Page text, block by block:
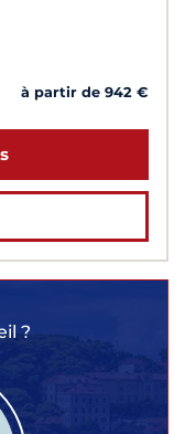
à partir de 942 €
?